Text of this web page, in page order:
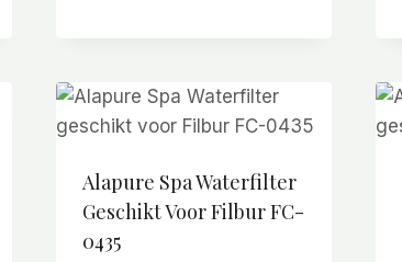
Alapure Spa Waterfilter
Geschikt Voor Filbur FC-
0435